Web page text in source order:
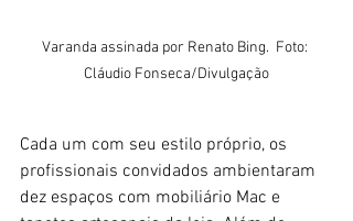
Varanda assinada por Renato Bing.  Foto:
Cláudio Fonseca/Divulgação
Cada um com seu estilo próprio, os
profissionais convidados ambientaram
dez espaços com mobiliário Mac e